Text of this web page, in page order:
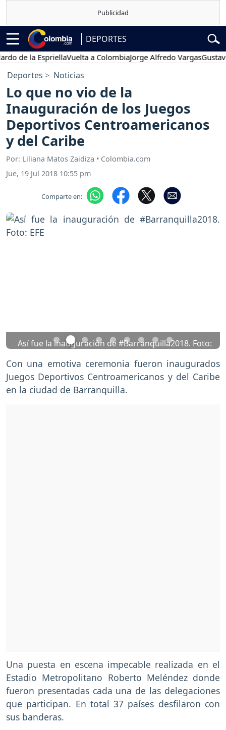
DEPORTES
la EspriellaVuelta a ColombiaJorge Alfredo VargasGustavo
Deportes Noticias
Lo que no vio de la
Inauguración de los Juegos
Deportivos Centroamericanos
y del Caribe
Por: Liliana Matos Zaidiza • Colombia.com
Jue, 19 Jul 2018 10:55 pm
Comparte en:
Así fue la inauguración de #Barranquilla2018. Foto:
Con una emotiva ceremonia fueron inaugurados
Juegos Deportivos Centroamericanos y del Caribe
en la ciudad de Barranquilla.
Una puesta en escena impecable realizada en el
Estadio Metropolitano Roberto Meléndez donde
fueron presentadas cada una de las delegaciones
que participan. En total 37 países desfilaron con
sus banderas.